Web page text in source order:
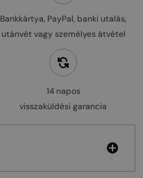
Bankkártya, PayPal, banki utalás,
utánvét vagy személyes átvétel
14 napos
visszaküldési garancia